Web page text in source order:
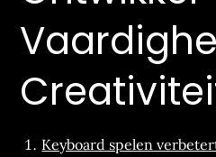
Keyboard spelen